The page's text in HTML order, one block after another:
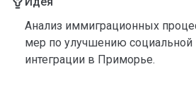
Анализ иммиграционных
мер по улучшению социальной
интеграции в Приморье.